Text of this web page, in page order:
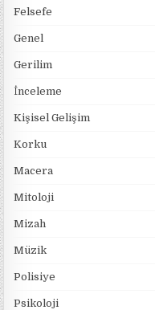
Felsefe
Genel
Gerilim
İnceleme
Kişisel Gelişim
Korku
Macera
Mitoloji
Mizah
Müzik
Polisiye
Psikoloji